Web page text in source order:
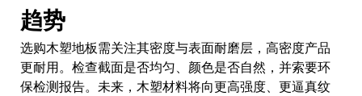
趋势
选购木塑地板需关注其密度与表面耐磨层，高密度产品
更耐用。检查截面是否均匀、颜色是否自然，并索要环
保检测报告。未来，木塑材料将向更高强度、更逼真纹